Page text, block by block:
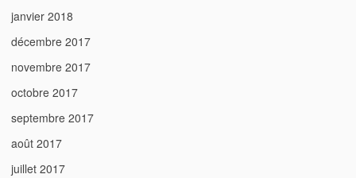
janvier 2018
décembre 2017
novembre 2017
octobre 2017
septembre 2017
août 2017
juillet 2017